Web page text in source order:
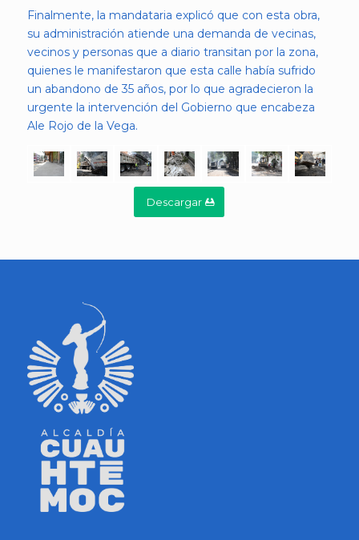
Finalmente, la mandataria explicó que con esta obra,
su administración atiende una demanda de vecinas,
vecinos y personas que a diario transitan por la zona,
quienes le manifestaron que esta calle había sufrido
un abandono de 35 años, por lo que agradecieron la
urgente la intervención del Gobierno que encabeza
Ale Rojo de la Vega.
Descargar